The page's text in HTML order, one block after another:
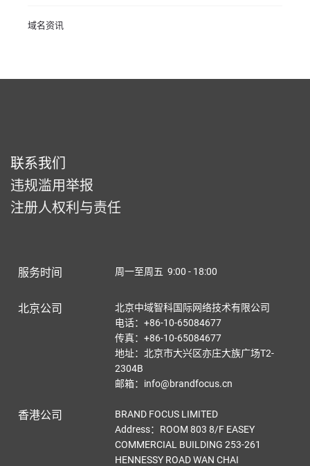
域名资讯
联系我们
违规滥用举报
注册人权利与责任
服务时间 周一至周五 9:00 - 18:00
北京公司
北京中域智科国际网络技术有限公司
电话：+86-10-65084677
传真：+86-10-65084677
地址：北京市大兴区亦庄大族广场T2-
2304B
邮箱：info@brandfocus.cn
香港公司
BRAND FOCUS LIMITED
Address：ROOM 803 8/F EASEY
COMMERCIAL BUILDING 253-261
HENNESSY ROAD WAN CHAI